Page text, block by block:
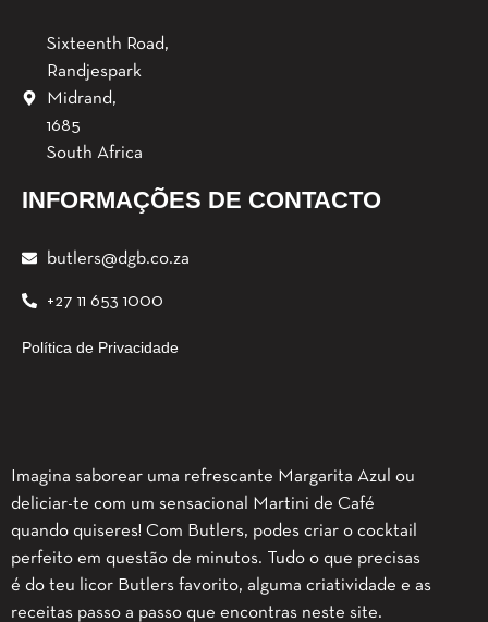
Imagina saborear uma refrescante Margarita Azul ou
deliciar-te com um sensacional Martini de Café
quando quiseres! Com Butlers, podes criar o cocktail
perfeito em questão de minutos. Tudo o que precisas
é do teu licor Butlers favorito, alguma criatividade e as
receitas passo a passo que encontras neste site.
Sixteenth Road,
Randjespark
Midrand,
1685
South Africa
INFORMAÇÕES DE CONTACTO
butlers@dgb.co.za
+27 11 653 1000
Política de Privacidade